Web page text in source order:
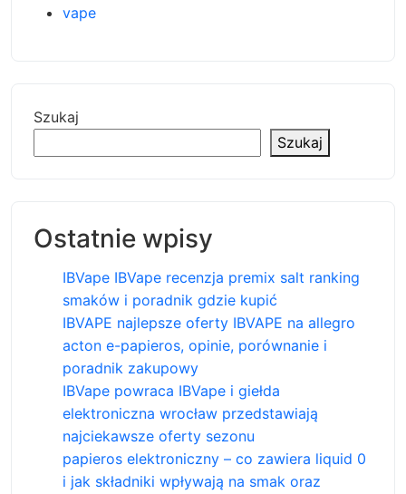
vape
Szukaj
Szukaj
Ostatnie wpisy
IBVape IBVape recenzja premix salt ranking
smaków i poradnik gdzie kupić
IBVAPE najlepsze oferty IBVAPE na allegro
acton e-papieros, opinie, porównanie i
poradnik zakupowy
IBVape powraca IBVape i giełda
elektroniczna wrocław przedstawiają
najciekawsze oferty sezonu
papieros elektroniczny – co zawiera liquid 0
i jak składniki wpływają na smak oraz